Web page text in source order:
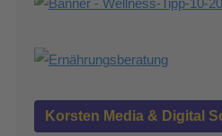
Korsten Media & Digital